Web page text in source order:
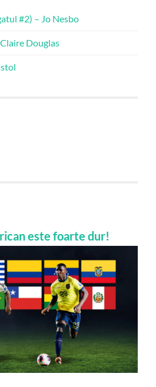
#2) – Jo Nesbo
Douglas
este foarte dur!